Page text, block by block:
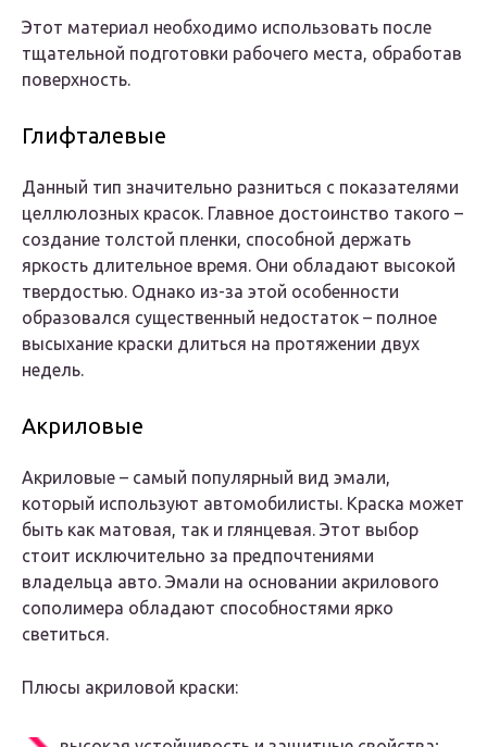
Этот материал необходимо использовать после
тщательной подготовки рабочего места, обработав
поверхность.
Глифталевые
Данный тип значительно разниться с показателями
целлюлозных красок. Главное достоинство такого –
создание толстой пленки, способной держать
яркость длительное время. Они обладают высокой
твердостью. Однако из-за этой особенности
образовался существенный недостаток – полное
высыхание краски длиться на протяжении двух
недель.
Акриловые
Акриловые – самый популярный вид эмали,
который используют автомобилисты. Краска может
быть как матовая, так и глянцевая. Этот выбор
стоит исключительно за предпочтениями
владельца авто. Эмали на основании акрилового
сополимера обладают способностями ярко
светиться.
Плюсы акриловой краски: